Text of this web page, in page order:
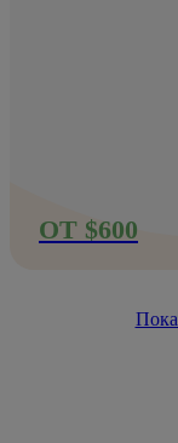
ОТ $600